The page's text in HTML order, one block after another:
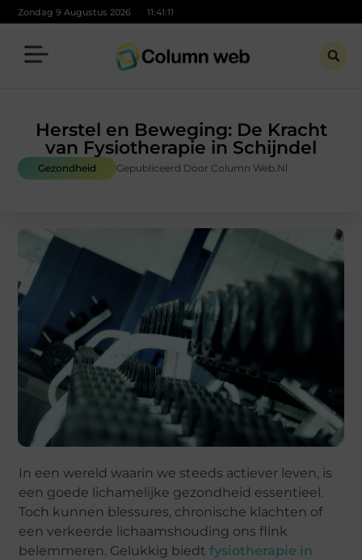
Zondag 9 Augustus 2026 11:41:12
Herstel en Beweging: De Kracht
van Fysiotherapie in Schijndel
Gezondheid Gepubliceerd Door Column Web.nl
In een wereld waarin we steeds actiever leven, is
een goede lichamelijke gezondheid essentieel.
Toch kunnen blessures, chronische klachten of
een verkeerde lichaamshouding ons flink
belemmeren. Gelukkig biedtfysiotherapie in